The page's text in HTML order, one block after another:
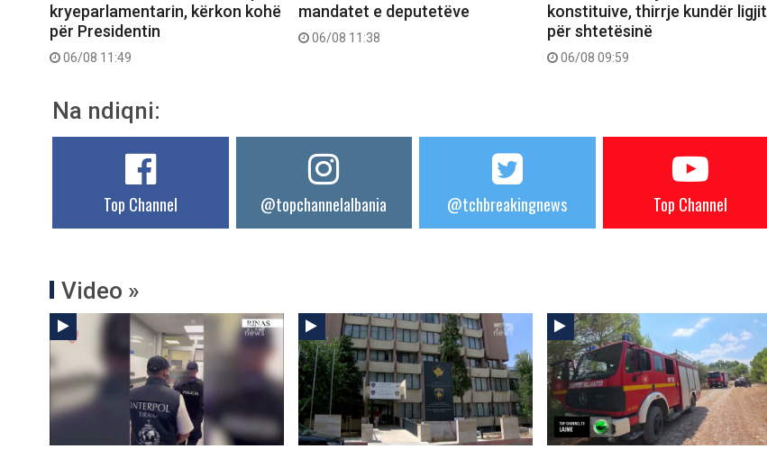
kryeparlamentarin, kërkon kohë
për Presidentin
06/08 11:49
mandatet e deputetëve
06/08 11:38
konstituive, thirrje kundër ligjit
për shtetësinë
06/08 09:59
Na ndiqni:
Top Channel @topchannelalbania @tchbreakingnews Top Channel
Video »